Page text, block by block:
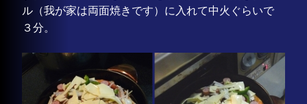
ル（我が家は両面焼きです）に入れて中火ぐらいで
３分。